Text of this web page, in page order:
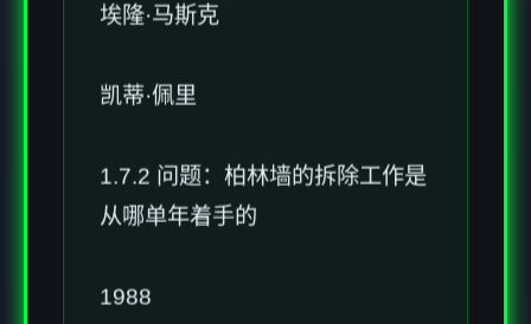
埃隆·马斯克
凯蒂·佩里
1.7.2 问题：柏林墙的拆除工作是
从哪单年着手的
1988